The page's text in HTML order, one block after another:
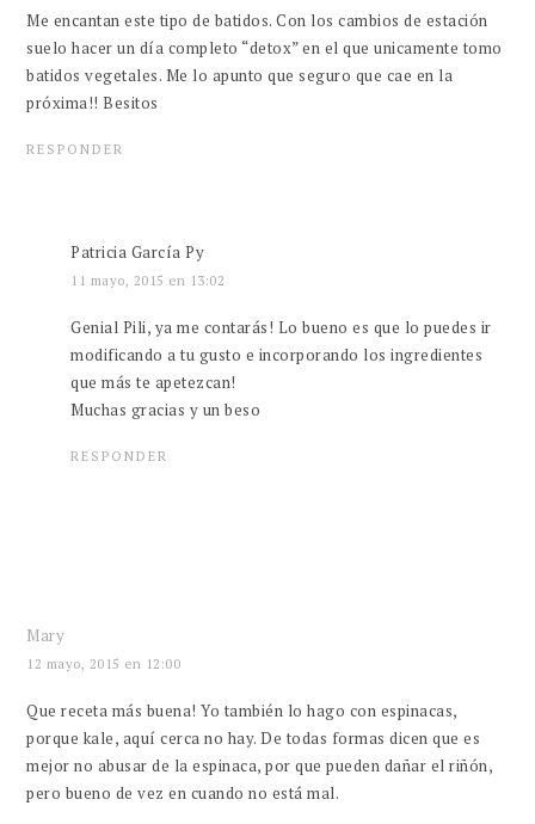
Me encantan este tipo de batidos. Con los cambios de estación
suelo hacer un día completo “detox” en el que unicamente tomo
batidos vegetales. Me lo apunto que seguro que cae en la
próxima!! Besitos
RESPONDER
Patricia García Py
11 mayo, 2015 en 13:02
Genial Pili, ya me contarás! Lo bueno es que lo puedes ir
modificando a tu gusto e incorporando los ingredientes
que más te apetezcan!
Muchas gracias y un beso
RESPONDER
Mary
12 mayo, 2015 en 12:00
Que receta más buena! Yo también lo hago con espinacas,
porque kale, aquí cerca no hay. De todas formas dicen que es
mejor no abusar de la espinaca, por que pueden dañar el riñón,
pero bueno de vez en cuando no está mal.